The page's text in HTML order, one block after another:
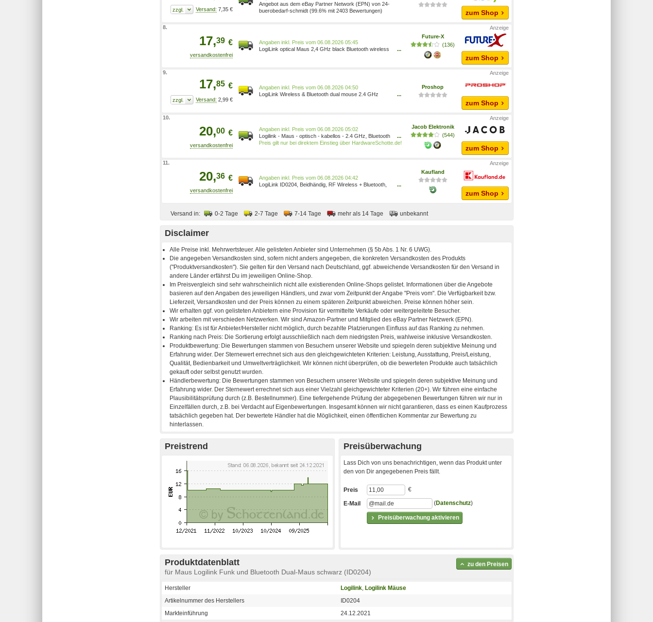
7,35 €
4052792065725
Angebot aus dem eBay Partner Network (EPN) von 24-
buerobedarf-schmidt (99.6% mit 2403 Bewertungen)
zum Shop
8.
17,39 €
Preis vom 06.08.2026 05:45
LogiLink optical Maus 2,4 GHz black Bluetooth wireless
...
Future-X
(136)
zum Shop
9.
17,85 €
2,99 €
Preis vom 06.08.2026 04:50
LogiLink Wireless & Bluetooth dual mouse 2.4 GHz
...
Proshop
zum Shop
10.
20,00 €
Preis vom 06.08.2026 05:02
Logilink - Maus - optisch - kabellos - 2.4 GHz, Bluetooth
4.0 - kabelloser Empfänger (USB) - Schwarz (ID0204)
...
Preis gilt nur bei direktem Einstieg über HardwareSchotte.de!
Jacob Elektronik
(544)
zum Shop
11.
20,36 €
Preis vom 06.08.2026 04:42
LogiLink ID0204, Beidhändig, RF Wireless + Bluetooth,
...
Kaufland
zum Shop
Versand in: 0-2 Tage 2-7 Tage 7-14 Tage mehr als 14 Tage unbekannt
Disclaimer
Preistrend Preisüberwachung
Lass Dich von uns benachrichtigen, wenn das Produkt unter
den von Dir angegebenen Preis fällt.
Preisüberwachung aktivieren
Preis €
E-Mail (Datenschutz)
Produktdatenblatt
für Maus Logilink Funk und Bluetooth Dual-Maus schwarz (ID0204)
zu den Preisen
Hersteller Logilink, Logilink Mäuse
Artikelnummer des Herstellers
ID0204
Markteinführung
24.12.2021